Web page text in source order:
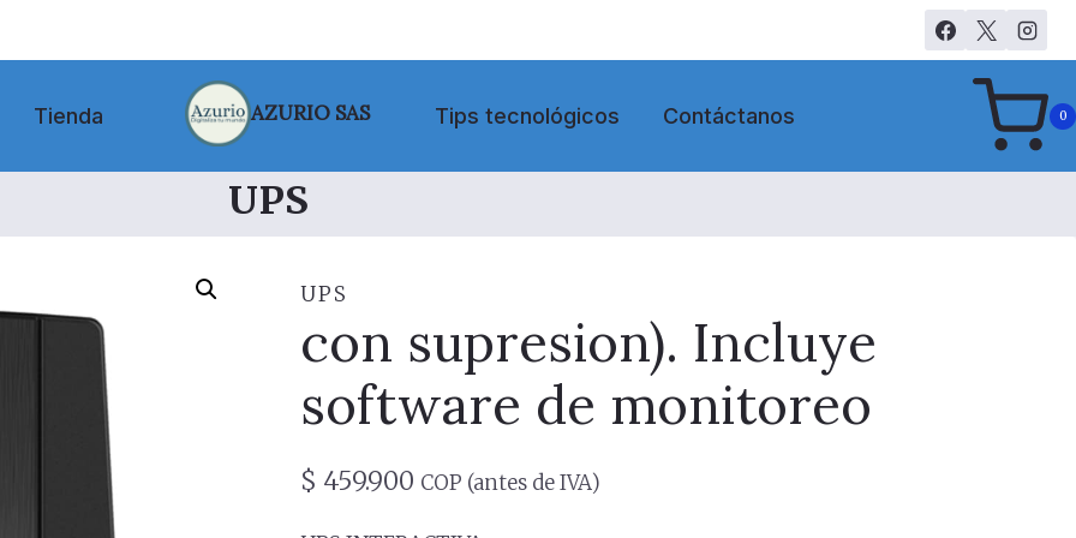
Tienda AZURIO SAS Tips tecnológicos Contáctanos 0
UPS
UPS
con supresion). Incluye
software de monitoreo
$ 459.900 COP (antes de IVA)